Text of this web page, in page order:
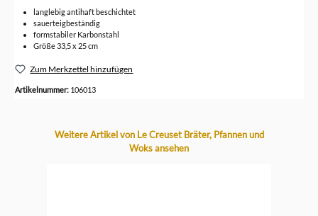
langlebig antihaft beschichtet
sauerteigbeständig
formstabiler Karbonstahl
Größe 33,5 x 25 cm
Zum Merkzettel hinzufügen
Artikelnummer: 106013
Produktgalerie überspringen
Weitere Artikel von Le Creuset Bräter, Pfannen und
Woks ansehen